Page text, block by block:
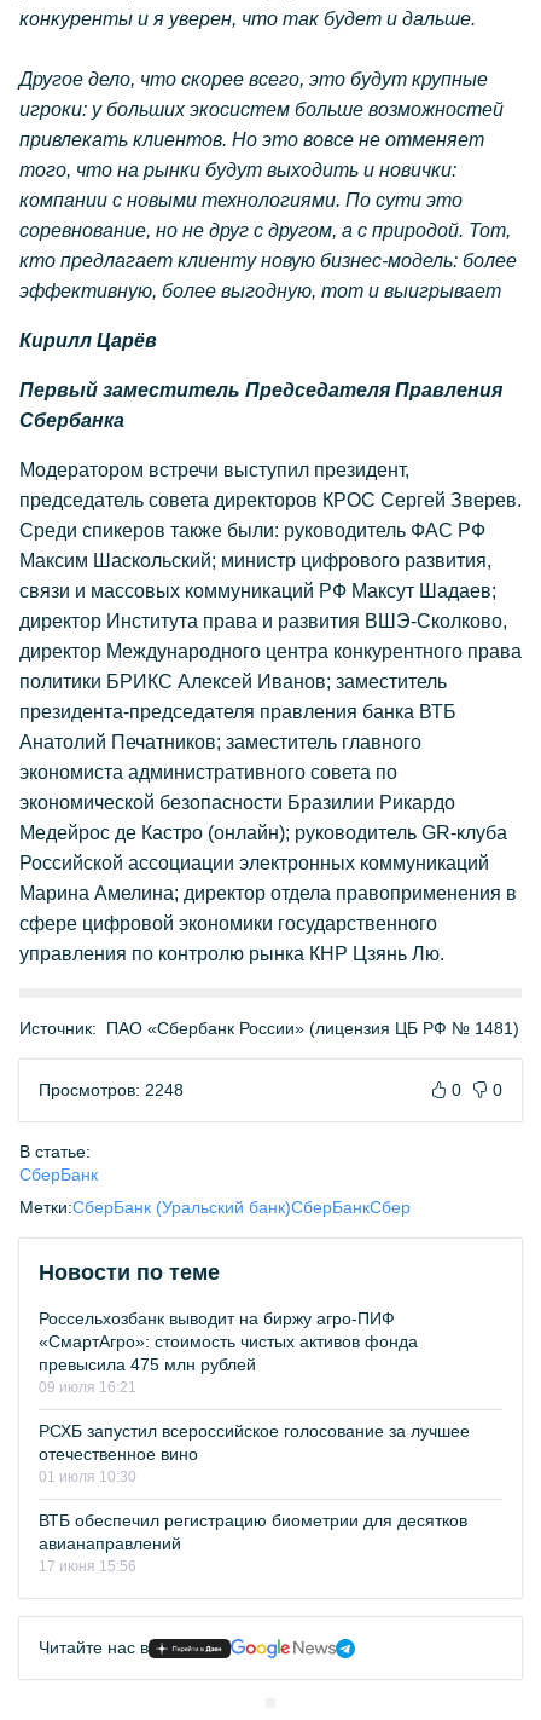
конкуренты и я уверен, что так будет и дальше.
Другое дело, что скорее всего, это будут крупные
игроки: у больших экосистем больше возможностей
привлекать клиентов. Но это вовсе не отменяет
того, что на рынки будут выходить и новички:
компании с новыми технологиями. По сути это
соревнование, но не друг с другом, а с природой. Тот,
кто предлагает клиенту новую бизнес-модель: более
эффективную, более выгодную, тот и выигрывает
Кирилл Царёв
Первый заместитель Председателя Правления
Сбербанка
Модератором встречи выступил президент,
председатель совета директоров КРОС Сергей Зверев.
Среди спикеров также были: руководитель ФАС РФ
Максим Шаскольский; министр цифрового развития,
связи и массовых коммуникаций РФ Максут Шадаев;
директор Института права и развития ВШЭ-Сколково,
директор Международного центра конкурентного права
политики БРИКС Алексей Иванов; заместитель
президента-председателя правления банка ВТБ
Анатолий Печатников; заместитель главного
экономиста административного совета по
экономической безопасности Бразилии Рикардо
Медейрос де Кастро (онлайн); руководитель GR-клуба
Российской ассоциации электронных коммуникаций
Марина Амелина; директор отдела правоприменения в
сфере цифровой экономики государственного
управления по контролю рынка КНР Цзянь Лю.
Источник: ПАО «Сбербанк России» (лицензия ЦБ РФ № 1481)
Просмотров: 2248 0 0
В статье:
СберБанк
Метки:СберБанк (Уральский банк)СберБанкСбер
Новости по теме
Россельхозбанк выводит на биржу агро-ПИФ
«СмартАгро»: стоимость чистых активов фонда
превысила 475 млн рублей
09 июля 16:21
РСХБ запустил всероссийское голосование за лучшее
отечественное вино
01 июля 10:30
ВТБ обеспечил регистрацию биометрии для десятков
авианаправлений
17 июня 15:56
Читайте нас в